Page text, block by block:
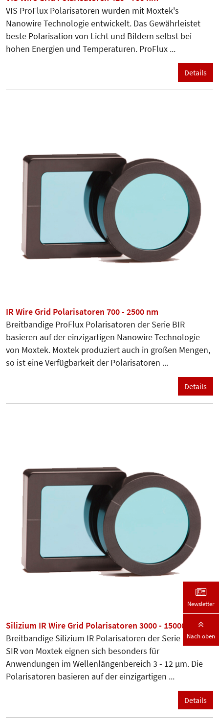
VIS ProFlux Polarisatoren wurden mit Moxtek's
Nanowire Technologie entwickelt. Das Gewährleistet
beste Polarisation von Licht und Bildern selbst bei
hohen Energien und Temperaturen. ProFlux ...
Details
IR Wire Grid Polarisatoren 700 - 2500 nm
Breitbandige ProFlux Polarisatoren der Serie BIR
basieren auf der einzigartigen Nanowire Technologie
von Moxtek. Moxtek produziert auch in großen Mengen,
so ist eine Verfügbarkeit der Polarisatoren ...
Details
Silizium IR Wire Grid Polarisatoren 3000 - 15000 nm
Breitbandige Silizium IR Polarisatoren der Serie ProFlux
SIR von Moxtek eignen sich besonders für
Anwendungen im Wellenlängenbereich 3 - 12 µm. Die
Polarisatoren basieren auf der einzigartigen ...
Details
Newsletter
Nach oben